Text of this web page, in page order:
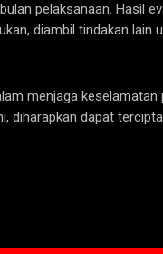
pelaksanaan. Hasil
diambil tindakan
menjaga
diharapkan dapat